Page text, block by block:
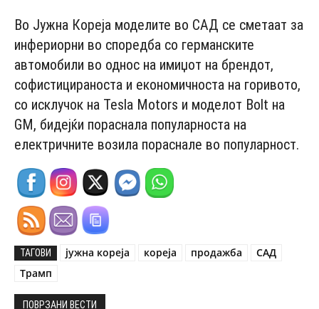
Во Јужна Кореја моделите во САД се сметаат за
инфериорни во споредба со германските
автомобили во однос на имиџот на брендот,
софистицираноста и економичноста на горивото,
со исклучок на Tesla Motors и моделот Bolt на
GM, бидејќи пораснала популарноста на
електричните возила пораснале во популарност.
ТАГОВИ јужна кореја кореја продажба
САД
Трамп
ПОВРЗАНИ ВЕСТИ